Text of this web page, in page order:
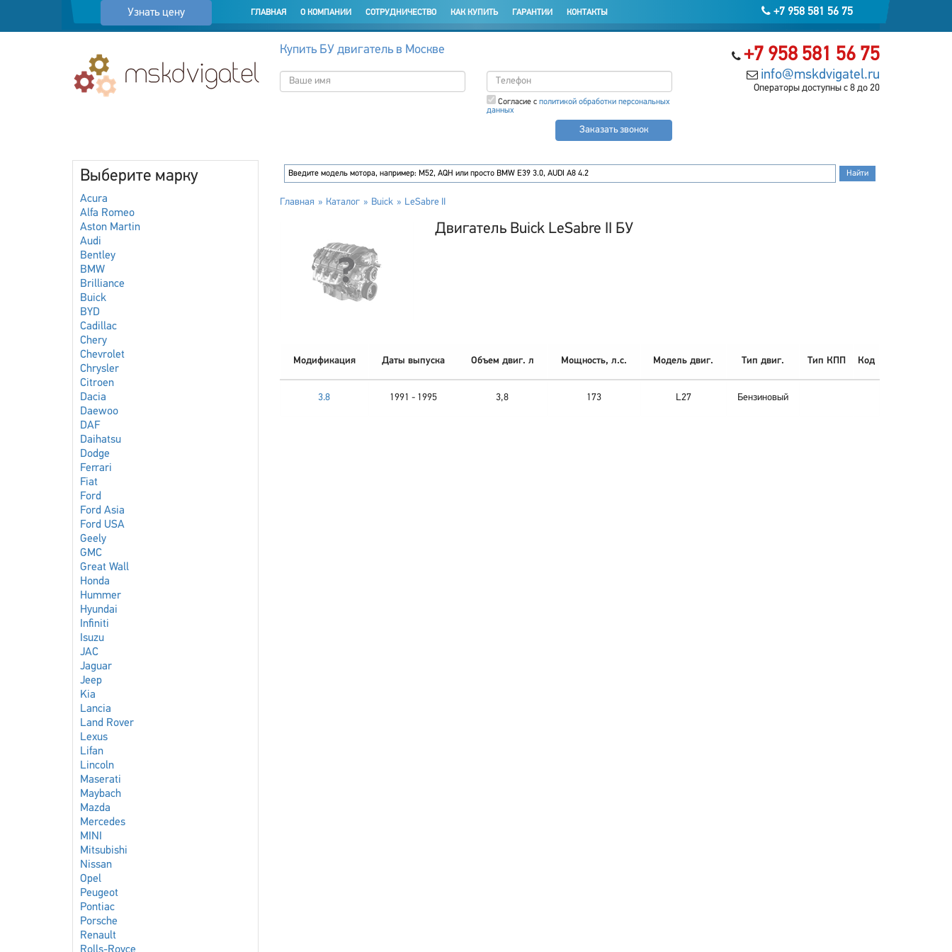
Узнать цену +7 958 581 56 75
ГЛАВНАЯ О КОМПАНИИ СОТРУДНИЧЕСТВО КАК КУПИТЬ ГАРАНТИИ КОНТАКТЫ
+7 958 581 56 75
info@mskdvigatel.ru
Операторы доступны с 8 до 20
Купить БУ двигатель в Москве
Согласие с политикой обработки персональных
данных
Заказать звонок
Выберите марку
Acura
Alfa Romeo
Aston Martin
Audi
Bentley
BMW
Brilliance
Buick
BYD
Cadillac
Chery
Chevrolet
Chrysler
Citroen
Dacia
Daewoo
DAF
Daihatsu
Dodge
Ferrari
Fiat
Ford
Ford Asia
Ford USA
Geely
GMC
Great Wall
Honda
Hummer
Hyundai
Infiniti
Isuzu
JAC
Jaguar
Jeep
Kia
Lancia
Land Rover
Lexus
Lifan
Lincoln
Maserati
Maybach
Mazda
Mercedes
MINI
Mitsubishi
Nissan
Opel
Peugeot
Pontiac
Porsche
Renault
Главная Каталог Buick LeSabre II
Двигатель Buick LeSabre II БУ
Модификация Даты выпуска Объем двиг. л Мощность, л.с. Модель двиг. Тип двиг. Тип КПП Код
3.8 1991 - 1995 3,8 173 L27 Бензиновый